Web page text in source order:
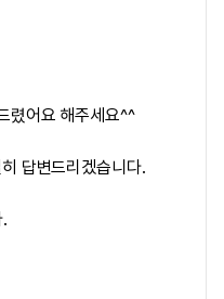
렸어요 해주세요^^
답변드리겠습니다.